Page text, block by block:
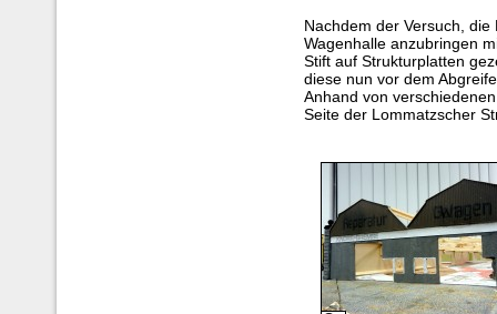
Nachdem der Versuch,
Wagenhalle anzubringen
Stift auf Strukturplatten
diese nun vor dem
Anhand von
Seite der Lommatzscher